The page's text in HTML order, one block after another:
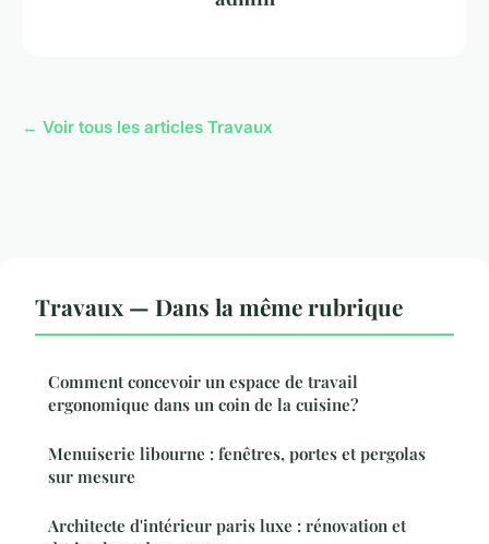
← Voir tous les articles Travaux
Travaux — Dans la même rubrique
Comment concevoir un espace de travail
ergonomique dans un coin de la cuisine?
Menuiserie libourne : fenêtres, portes et pergolas
sur mesure
Architecte d'intérieur paris luxe : rénovation et